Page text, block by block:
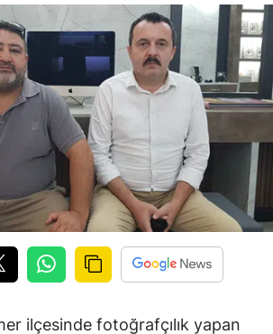
ilçesinde fotoğrafçılık yapan